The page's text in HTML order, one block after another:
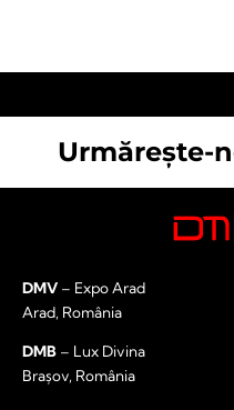
Urmărește-
DMV – Expo Arad
Arad, România
DMB – Lux Divina
Brașov, România